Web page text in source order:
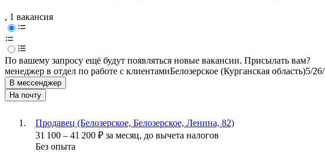
, 1 вакансия
По вашему запросу ещё будут появляться новые вакансии. Присылать вам?
менеджер в отдел по работе с клиентамиБелозерское (Курганская область)5/2
В мессенджер
На почту
Продавец (Белозерское, Белозерское, Ленина, 82)
31 100 – 41 200 ₽ за месяц, до вычета налогов
Без опыта